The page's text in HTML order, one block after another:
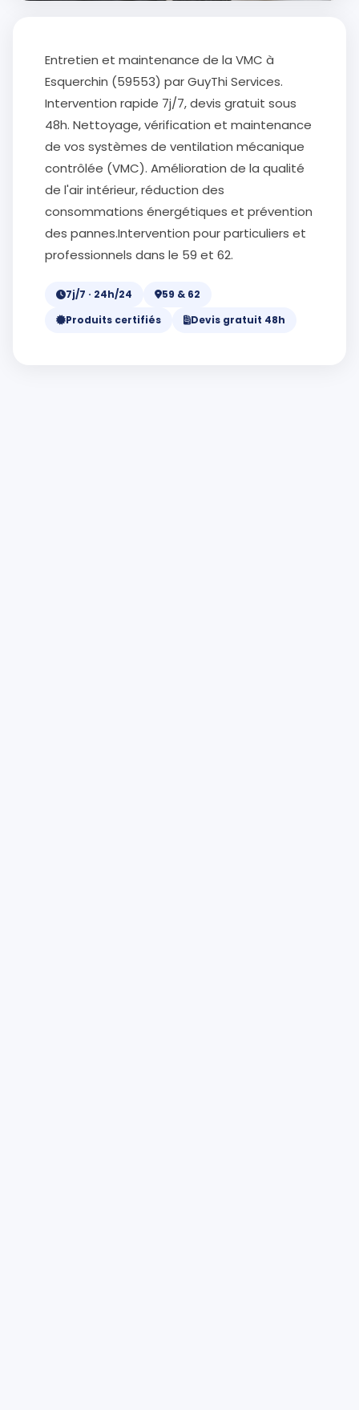
Entretien et maintenance de la VMC à
Esquerchin (59553) par GuyThi Services.
Intervention rapide 7j/7, devis gratuit sous
48h. Nettoyage, vérification et maintenance
de vos systèmes de ventilation mécanique
contrôlée (VMC). Amélioration de la qualité
de l'air intérieur, réduction des
consommations énergétiques et prévention
des pannes.Intervention pour particuliers et
professionnels dans le 59 et 62.
7j/7 · 24h/24
59 & 62
Produits certifiés
Devis gratuit 48h